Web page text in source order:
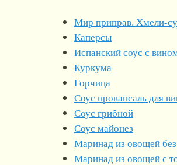
Мир приправ. Хмели-
Каперсы
Испанский соус с
Куркума
Горчица
Соус провансаль для
Соус грибной
Соус майонез
Маринад из овощей
Маринад из овощей с